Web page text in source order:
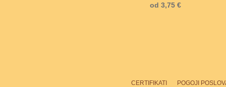
od 3,75 €
CERTIFIKATI POGOJI